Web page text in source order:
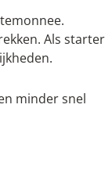
Als starter
minder snel